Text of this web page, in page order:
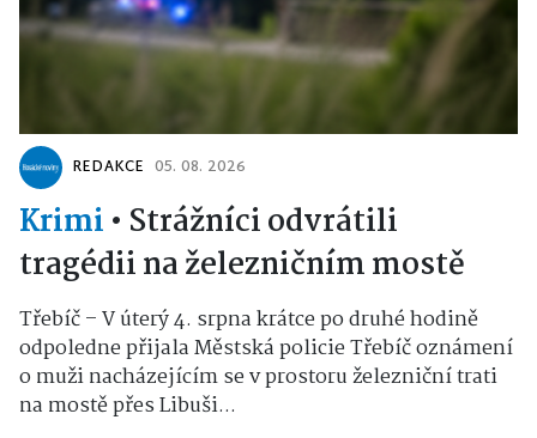
REDAKCE 05. 08. 2026
Krimi • Strážníci odvrátili
tragédii na železničním mostě
Třebíč – V úterý 4. srpna krátce po druhé hodině
odpoledne přijala Městská policie Třebíč oznámení
o muži nacházejícím se v prostoru železniční trati
na mostě přes Libuši...